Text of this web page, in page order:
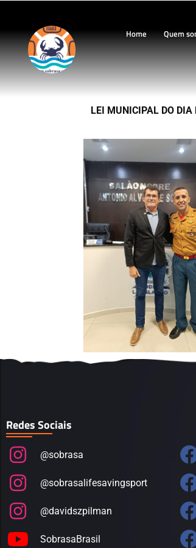
Home Quem
LEI MUNICIPAL DO
Redes Sociais
@sobrasa
@sobrasalifesavingsport
@davidszpilman
SobrasaBrasil